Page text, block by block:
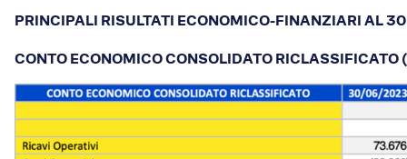
PRINCIPALI RISULTATI ECONOMICO-FINANZIARI AL
CONTO ECONOMICO CONSOLIDATO RICLASSIFICATO